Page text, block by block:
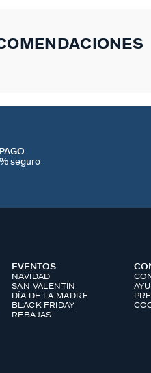
PAGO
seguro
EVENTOS
NAVIDAD
SAN VALENTÍN
DÍA DE LA MADRE
BLACK FRIDAY
REBAJAS